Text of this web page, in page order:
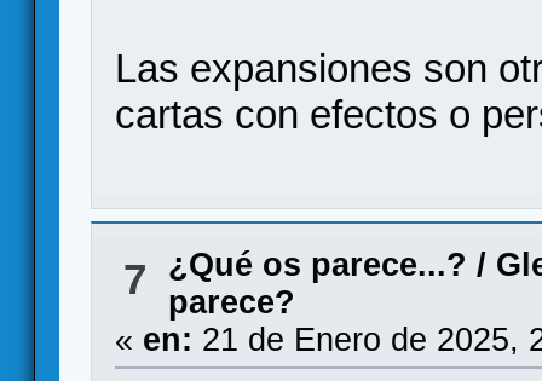
Las expansiones son
cartas con efectos o
7 ¿Qué os parece...? /
parece?
« en: 21 de Enero de 2025,